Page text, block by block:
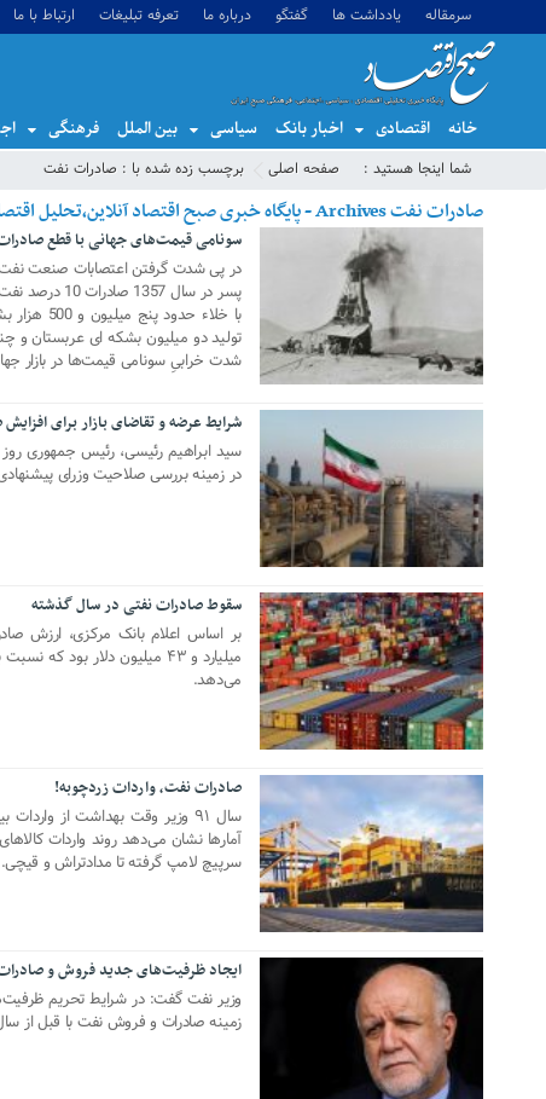
سرمقاله یادداشت ها گفتگو درباره ما تعرفه تبلیغات ارتباط با ما
خانه اقتصادی اخبار بانک سیاسی بین الملل فرهنگی
شما اینجا هستید : صفحه اصلی برچسب زده شده با : صادرات نفت
صادرات نفت Archives - پایگاه خبری صبح اقتصاد آنلاین،تحلیل اقتصادی،اخبار اقتصادی
سونامی قیمت‌های جهانی با قطع
در پی شدت گرفتن اعتصابات صنعت نفت
پسر در سال
با خلاء
تولید دو میلیون بشکه ای عربستان
شدت خرابیِ سونامی قیمت‌ها در بازار
شرایط عرضه و تقاضای بازار برای
سید ابراهیم رئیسی، رئیس جمهوری
در زمینه بررسی صلاحیت وزرای
18 جولای 2021
سقوط صادرات نفتی در سال گذشته
می‌دهد.
صادرات نفت، واردات زردچوبه!
سال ۹۱ وزیر وقت بهداشت از
آمارها نشان می‌دهد روند واردات
سرپیچ لامپ گرفته تا مدادتراش و قیچی.
ایجاد ظرفیت‌های جدید فروش و
وزیر نفت گفت: در شرایط تحریم
زمینه صادرات و فروش نفت با قبل از سال ۹۷ قابل مقایسه